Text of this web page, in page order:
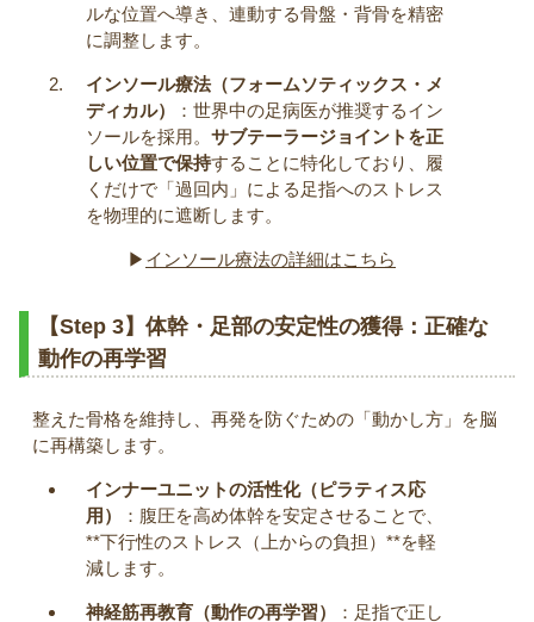
ルな位置へ導き、連動する骨盤・背骨を精密
に調整します。
インソール療法（フォームソティックス・メ
ディカル）
：世界中の足病医が推奨するイン
ソールを採用。 サブテーラージョイントを正
しい位置で保持することに特化しており、履
くだけで「過回内」による足指へのストレス
を物理的に遮断します。
▶︎ インソール療法の詳細はこちら
【Step 3】体幹・足部の安定性の獲得：正確な
動作の再学習
整えた骨格を維持し、再発を防ぐための「動かし方」を脳
に再構築します。
インナーユニットの活性化（ピラティス応
用）
：腹圧を高め体幹を安定させることで、
**下行性のストレス（上からの負担）**を軽
減します。
神経筋再教育（動作の再学習） ：足指で正し